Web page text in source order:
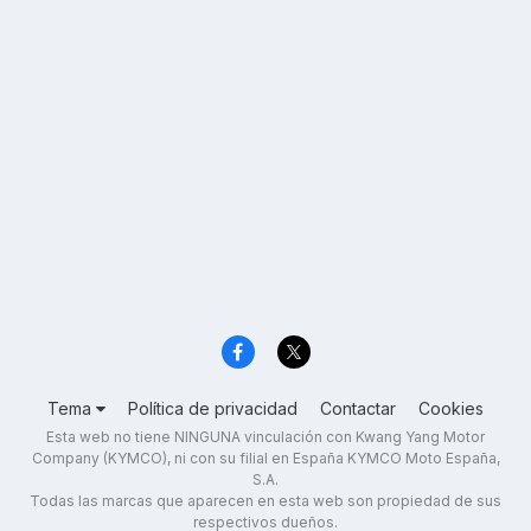
Tema Política de privacidad Contactar Cookies
Esta web no tiene NINGUNA vinculación con Kwang Yang Motor
Company (KYMCO), ni con su filial en España KYMCO Moto España,
S.A.
Todas las marcas que aparecen en esta web son propiedad de sus
respectivos dueños.